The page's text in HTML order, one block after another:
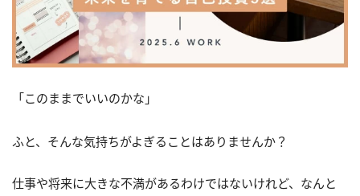
「このままでいいのかな」
ふと、そんな気持ちがよぎることはありませんか？
仕事や将来に大きな不満があるわけではないけれど、なんと